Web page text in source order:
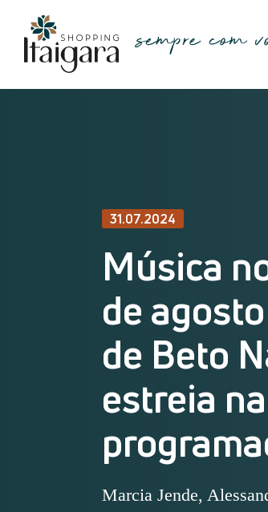
31.07.2024
Música
de
de Beto
estreia na
Marcia Jende,